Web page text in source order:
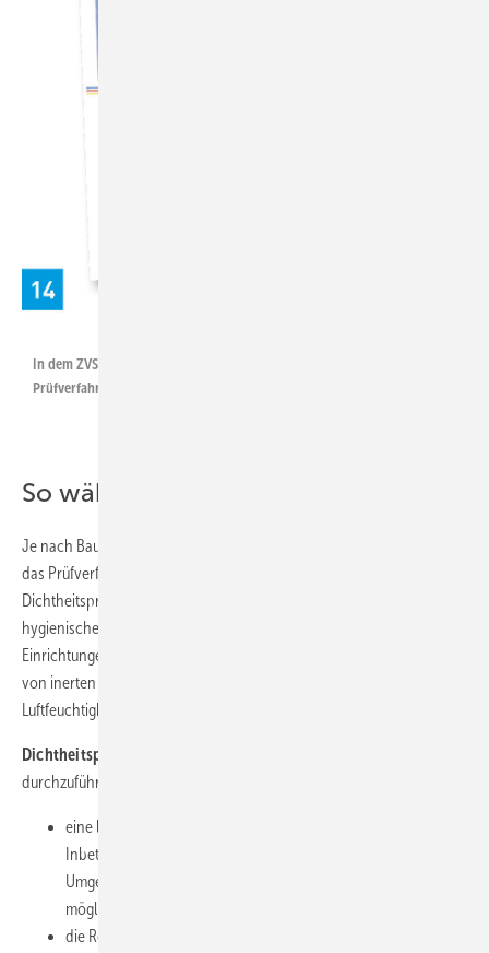
In dem ZVSHK-Merkblatt „Dichtheits­prüfungen“ werden praxisgerechte
Prüfverfahren mit Druckluft, Inertgas oder auch Wasser beschrieben.
So wählen Sie das Prüfverfahren
Je nach Bauvorhaben und Einstufung der möglichen Gefährdung ist
das Prüfverfahren zu wählen.
Dichtheitsprüfung mit inerten Gasen: In Gebäuden, in denen erhöhte
hygienische Anforderungen bestehen, wie bei medizinischen
Einrichtungen, Krankenhäusern, Arztpraxen, kann die Verwendung
von inerten Gasen gefordert werden, um eine Kondensation der
Luftfeuchtigkeit in der Rohrleitung auszuschließen.
Dichtheitsprüfung mit Druckluft
durchzuführen, wenn
eine längere Stillstandszeit von der Dichtheitsprüfung bis zur
Inbetriebnahme, insbesondere bei durchschnittlichen
Umgebungstemperaturen&gt;25°C, zu erwarten ist, um
mögliches Bakterienwachstum auszuschlie&szlig;en, oder
die Rohrleitung von der Dichtheitsprüfung bis zur